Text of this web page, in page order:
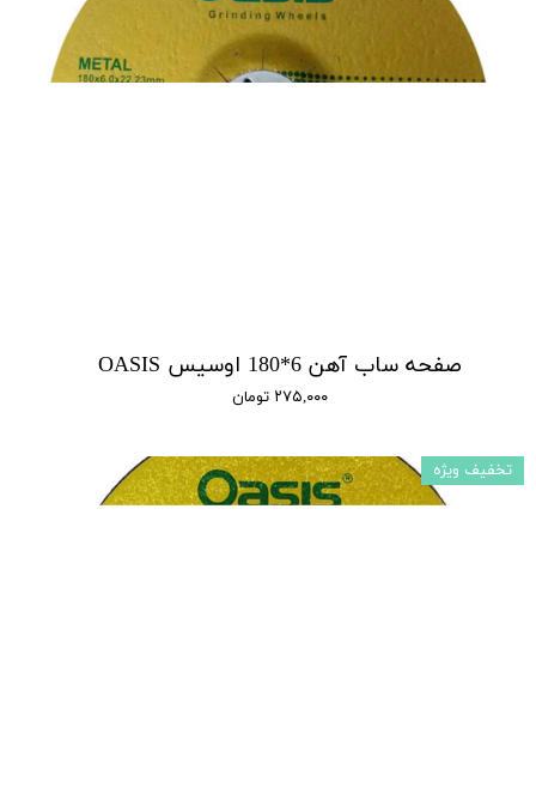
صفحه ساب آهن 6*180 اوسیس OASIS
۲۷۵,۰۰۰ تومان
تخفیف ویژه